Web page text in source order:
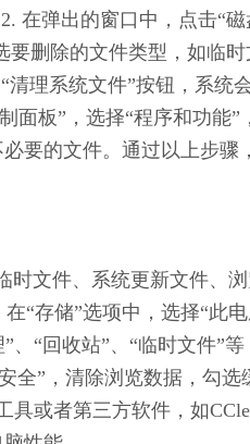
在弹出的窗口中，点击“
删除的文件类型，如临
理系统文件”按钮，系统
面板”，选择“程序和功能
要的文件。通过以上步骤
时文件、系统更新文件、
“存储”选项中，选择“此
“回收站”、“临时文件”
全”，清除浏览数据，勾选
具或者第三方软件，如